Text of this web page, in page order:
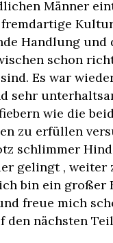
Männer
Handlung und
schon
Es war
sehr
wie die
zu erfüllen
schlimmer
gelingt , weiter
bin ein großer
freue mich
den nächsten